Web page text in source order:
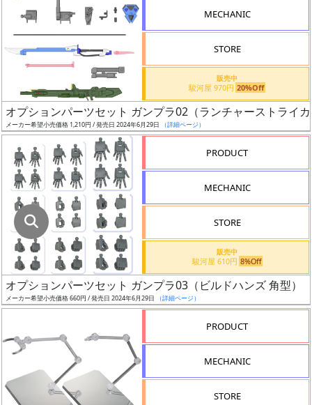
た
店
最
安
の
み
表
示
ク
ス
ア
ト
ラ
ス
MECHANIC
STORE
販売中
駿河屋 970円 20%Off
オプションパーツセット ガンプラ02（ランチャーストライ
メーカー希望小売価格 1,210円 / 発売日 2024年6月29日 （詳細ページ）
PRODUCT
MECHANIC
STORE
販売中
駿河屋 610円 8%Off
オプションパーツセット ガンプラ03（ビルドハンズ 角型）
メーカー希望小売価格 660円 / 発売日 2024年6月29日 （詳細ページ）
PRODUCT
MECHANIC
STORE